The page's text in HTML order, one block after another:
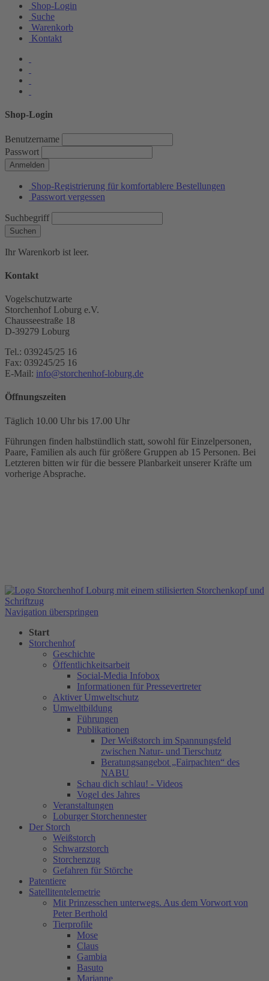
Shop-Login
Suche
Warenkorb
Kontakt
Shop-Login
Benutzername
Passwort
Anmelden
Shop-Registrierung für komfortablere Bestellungen
Passwort vergessen
Suchbegriff
Suchen
Ihr Warenkorb ist leer.
Kontakt
Vogelschutzwarte
Storchenhof Loburg e.V.
Chausseestraße 18
D-39279 Loburg
Tel.: 039245/25 16
Fax: 039245/25 16
E-Mail: info@storchenhof-loburg.de
Öffnungszeiten
Täglich 10.00 Uhr bis 17.00 Uhr
Führungen finden halbstündlich statt, sowohl für Einzelpersonen,
Paare, Familien als auch für größere Gruppen ab 15 Personen. Bei
Letzteren bitten wir für die bessere Planbarkeit unserer Kräfte um
vorherige Absprache.
Navigation überspringen
Start
Storchenhof
Geschichte
Öffentlichkeitsarbeit
Social-Media Infobox
Informationen für Pressevertreter
Aktiver Umweltschutz
Umweltbildung
Führungen
Publikationen
Der Weißstorch im Spannungsfeld
zwischen Natur- und Tierschutz
Beratungsangebot „Fairpachten“ des
NABU
Schau dich schlau! - Videos
Vogel des Jahres
Veranstaltungen
Loburger Storchennester
Der Storch
Weißstorch
Schwarzstorch
Storchenzug
Gefahren für Störche
Patentiere
Satellitentelemetrie
Mit Prinzesschen unterwegs. Aus dem Vorwort von
Peter Berthold
Tierprofile
Mose
Claus
Gambia
Basuto
Marianne